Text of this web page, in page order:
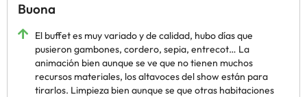
Buona
El buffet es muy variado y de calidad, hubo días que
pusieron gambones, cordero, sepia, entrecot… La
animación bien aunque se ve que no tienen muchos
recursos materiales, los altavoces del show están para
tirarlos. Limpieza bien aunque se que otras habitaciones